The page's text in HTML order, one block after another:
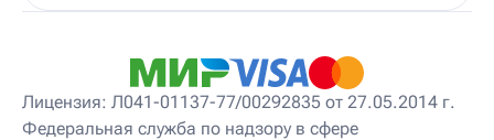
Лицензия: Л041-01137-77/00292835 от 27.05.2014 г.
Федеральная служба по надзору в сфере